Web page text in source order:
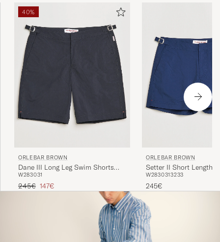
Jahre am Pool inspiriert sind, aber auch von ikonischen
Fotografien der Motive der französischen Riviera und von
Palm Beach, die Sie auf einigen der Bademode der Marke
finden.
40%
ORLEBAR BROWN
Dane III Long Leg Swim Shorts
Black
W283031
Regulärer Preis
245€ Reduzierter Preis
147€
ORLEBAR BROWN
Setter II Short Length
Shorts Navy
W2830313233
245€